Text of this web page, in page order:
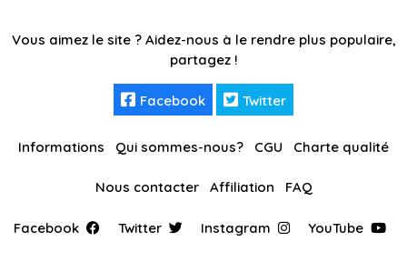
Vous aimez le site ? Aidez-nous à le rendre plus populaire,
partagez !
Facebook Twitter
Informations Qui sommes-nous? CGU Charte qualité
Nous contacter Affiliation FAQ
Facebook Twitter Instagram YouTube